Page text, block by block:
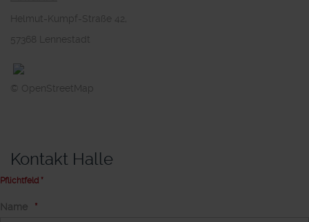
Helmut-Kumpf-Straße 42,
57368 Lennestadt
© OpenStreetMap
Kontakt Halle
Pflichtfeld *
Name